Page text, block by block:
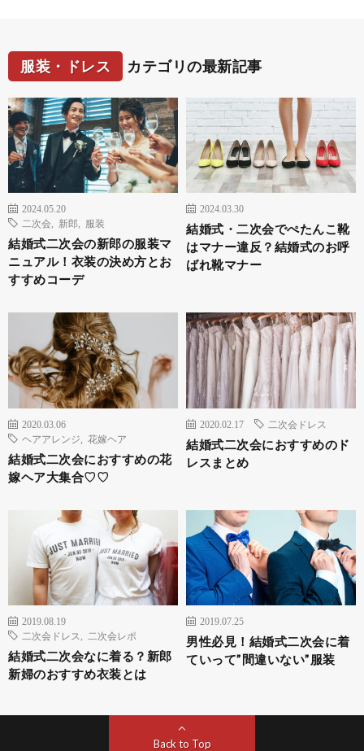
服装・ドレス カテゴリの最新記事
2024.05.20
二次会
新郎 服装
結婚式二次会の新郎の服装マ
ニュアル！衣装の決め方とお
すすめコーデ
2024.03.30
結婚式・二次会でぺたんこ靴
はマナー違反？結婚式のお呼
ばれ靴マナー
2020.03.06
ヘアアレンジ
花嫁ヘア
結婚式二次会におすすめの花
嫁ヘア大集合♡♡
2020.02.17 二次会ドレス
結婚式二次会におすすめのド
レスまとめ
2019.08.19
二次会ドレス
二次会レポ
結婚式二次会なに着る？新郎
新婦のおすすめ衣装とは
2019.07.25
男性必見！結婚式二次会に着
ていって”間違いない”服装
Back to Top